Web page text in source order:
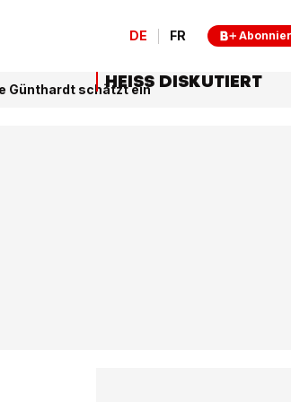
DE FR
Günthardt schätzt einHEISS DISKUTIERT